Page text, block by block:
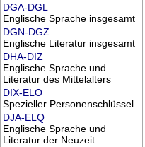
DGA-DGL
Englische Sprache insgesamt
DGN-DGZ
Englische Literatur insgesamt
DHA-DIZ
Englische Sprache und
Literatur des Mittelalters
DIX-ELO
Spezieller Personenschlüssel
DJA-ELQ
Englische Sprache und
Literatur der Neuzeit